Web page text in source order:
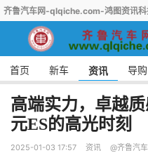
齐鲁汽车网-qlqiche.com-鸿图资讯科
首页 新车 资讯 导购
高端实力，卓越
元ES的高光时刻
2025-01-03 17:57 资讯 @齐鲁汽车